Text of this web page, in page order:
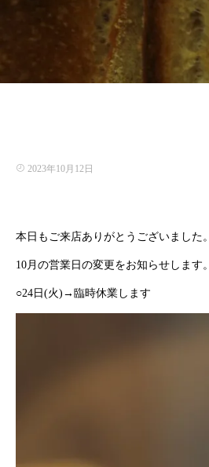
2023年10月12日
本日もご来店ありがとうございました。
10月の営業日の変更をお知らせします。
○24日(火)→臨時休業します